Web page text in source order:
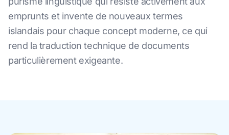
emprunts et invente de nouveaux termes
islandais pour chaque concept moderne, ce qui
rend la traduction technique de documents
particulièrement exigeante.